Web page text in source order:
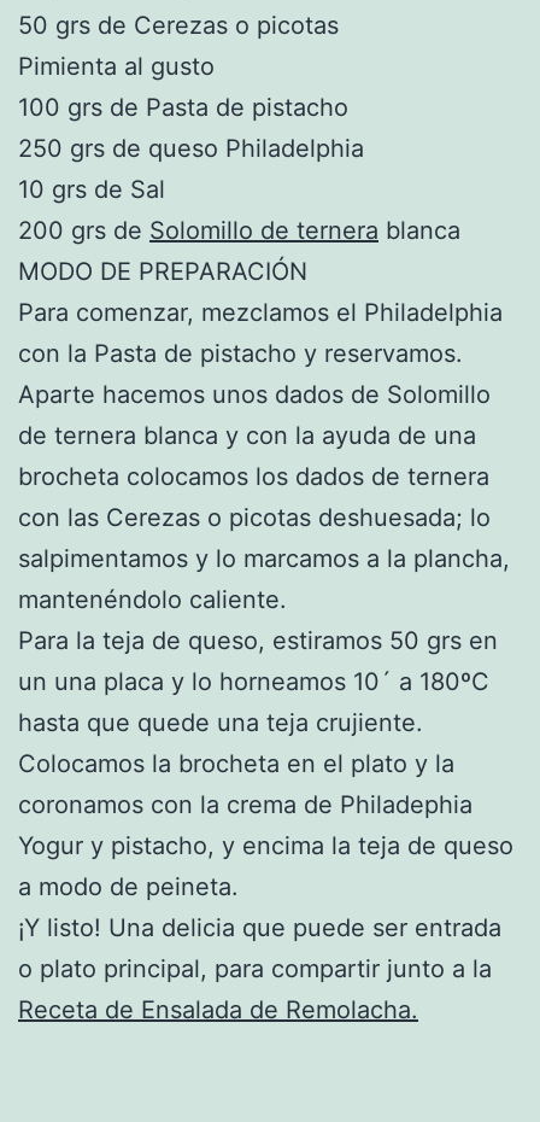
50 grs de Cerezas o picotas
Pimienta al gusto
100 grs de Pasta de pistacho
250 grs de queso Philadelphia
10 grs de Sal
200 grs de Solomillo de ternera blanca
MODO DE PREPARACIÓN
Para comenzar, mezclamos el Philadelphia
con la Pasta de pistacho y reservamos.
Aparte hacemos unos dados de Solomillo
de ternera blanca y con la ayuda de una
brocheta colocamos los dados de ternera
con las Cerezas o picotas deshuesada; lo
salpimentamos y lo marcamos a la plancha,
mantenéndolo caliente.
Para la teja de queso, estiramos 50 grs en
un una placa y lo horneamos 10´ a 180ºC
hasta que quede una teja crujiente.
Colocamos la brocheta en el plato y la
coronamos con la crema de Philadephia
Yogur y pistacho, y encima la teja de queso
a modo de peineta.
¡Y listo! Una delicia que puede ser entrada
o plato principal, para compartir junto a la
Receta de Ensalada de Remolacha.